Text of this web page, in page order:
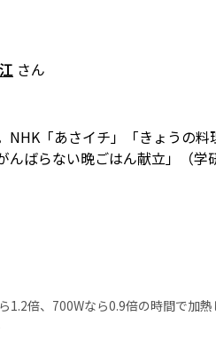
さん
「あさイチ」「きょうの料
ばらない晩ごはん献立」（学
倍、700Wなら0.9倍の時間で加熱